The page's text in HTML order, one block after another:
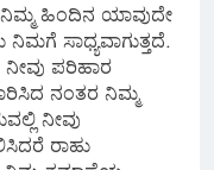
ಹಿಂದಿನ ಯಾವುದೇ
ಸಾಧ್ಯವಾಗುತ್ತದೆ.
ಪರಿಹಾರ
ನಂತರ ನಿಮ್ಮ
ನೀವು
ರಾಹು